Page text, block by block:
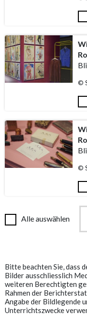
©
©
Alle auswählen
Bitte beachten Sie, dass
Bilder ausschliesslich
weiteren Berechtigten
Rahmen der
Angabe der Bildlegende
Unterrichtszwecke